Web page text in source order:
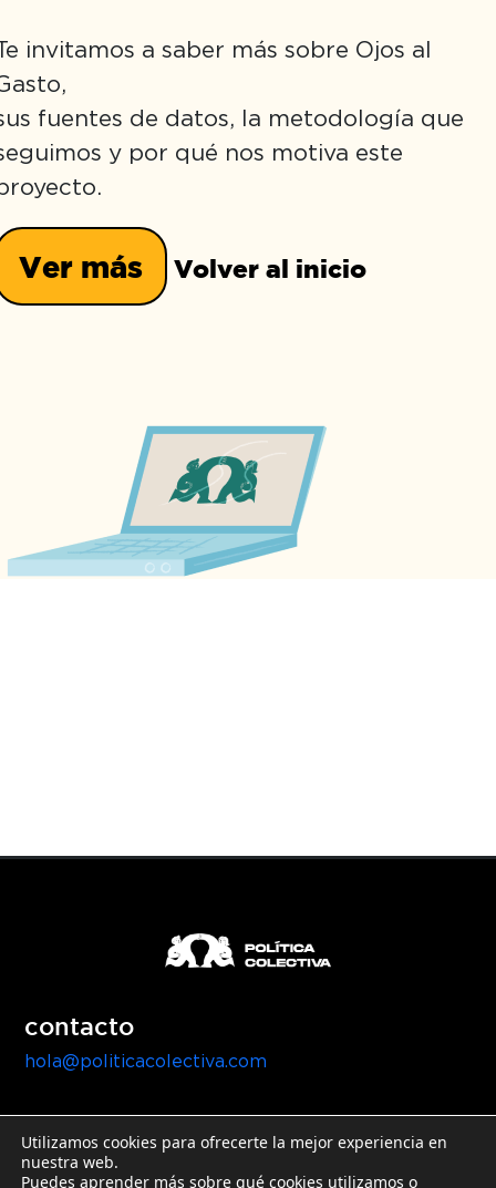
invitamos a saber más sobre Ojos al
fuentes de datos, la metodología que
y por qué nos motiva este
Ver más Volver al inicio
contacto
hola@politicacolectiva.com
Utilizamos cookies para ofrecerte la mejor experiencia en
nuestra web.
Puedes aprender más sobre qué cookies utilizamos o